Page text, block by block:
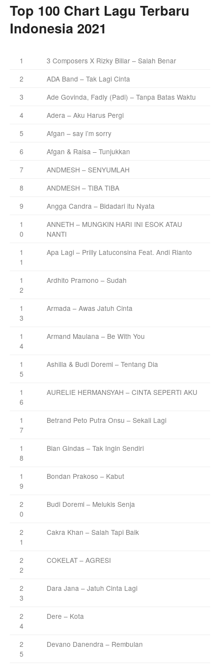
Top 100 Chart Lagu Terbaru
Indonesia 2021
1
3 Composers X Rizky Billar – Salah Benar
2
ADA Band – Tak Lagi Cinta
3
Ade Govinda, Fadly (Padi) – Tanpa Batas Waktu
4
Adera – Aku Harus Pergi
5
Afgan – say i’m sorry
6
Afgan & Raisa – Tunjukkan
7
ANDMESH – SENYUMLAH
8
ANDMESH – TIBA TIBA
9
Angga Candra – Bidadari itu Nyata
1
0
ANNETH – MUNGKIN HARI INI ESOK ATAU
NANTI
1
1
Apa Lagi – Prilly Latuconsina Feat. Andi Rianto
1
2
Ardhito Pramono – Sudah
1
3
Armada – Awas Jatuh Cinta
1
4
Armand Maulana – Be With You
1
5
Ashilla & Budi Doremi – Tentang Dia
1
6
AURELIE HERMANSYAH – CINTA SEPERTI AKU
1
7
Betrand Peto Putra Onsu – Sekali Lagi
1
8
Bian Gindas – Tak Ingin Sendiri
1
9
Bondan Prakoso – Kabut
2
0
Budi Doremi – Melukis Senja
2
1
Cakra Khan – Salah Tapi Baik
2
2
COKELAT – AGRESI
2
3
Dara Jana – Jatuh Cinta Lagi
2
4
Dere – Kota
2
5
Devano Danendra – Rembulan